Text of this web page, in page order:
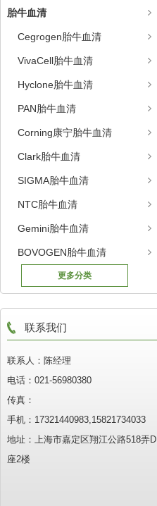
胎牛血清
Cegrogen胎牛血清
VivaCell胎牛血清
Hyclone胎牛血清
PAN胎牛血清
Corning康宁胎牛血清
Clark胎牛血清
SIGMA胎牛血清
NTC胎牛血清
Gemini胎牛血清
BOVOGEN胎牛血清
更多分类
联系我们
联系人：陈经理
电话：021-56980380
传真：
手机：17321440983,15821734033
地址：上海市嘉定区翔江公路518弄D
座2楼